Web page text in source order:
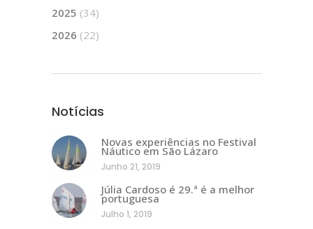
2025 (34)
2026 (22)
Notícias
Novas experiências no Festival
Náutico em São Lázaro
Junho 21, 2019
Júlia Cardoso é 29.ª é a melhor
portuguesa
Julho 1, 2019